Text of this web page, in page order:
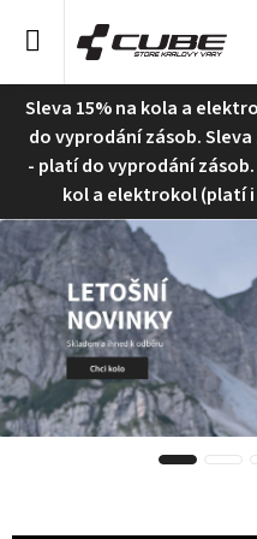
Sleva 15% na kola a
do vyprodání zásob. Sleva
- platí do vyprodání
kol a elektrokol (platí
C
U
B
E
S
t